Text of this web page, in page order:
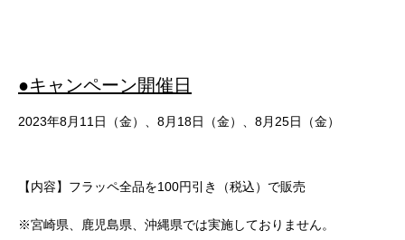
●キャンペーン開催日
2023年8月11日（金）、8月18日（金）、8月25日（金）
【内容】フラッペ全品を100円引き（税込）で販売
※宮崎県、鹿児島県、沖縄県では実施しておりません。